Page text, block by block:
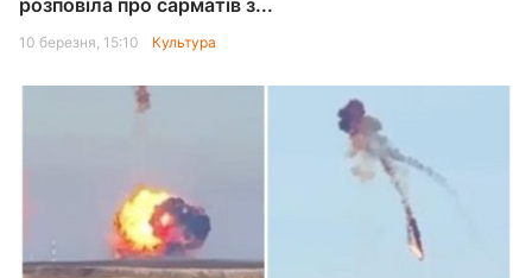
розповіла про сарматів з...
10 березня, 15:10 Культура